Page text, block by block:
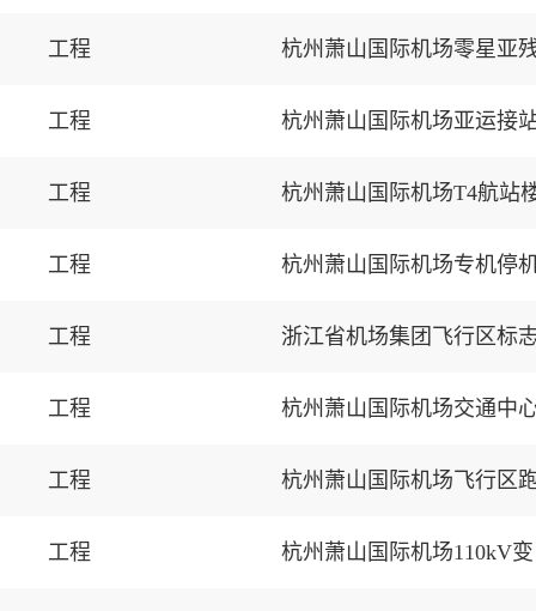
工程 杭州萧山国际机场零星亚
工程 杭州萧山国际机场亚运接
工程 杭州萧山国际机场T4航站
工程 杭州萧山国际机场专机停
工程 浙江省机场集团飞行区标
工程 杭州萧山国际机场交通中
工程 杭州萧山国际机场飞行区
工程 杭州萧山国际机场110kV